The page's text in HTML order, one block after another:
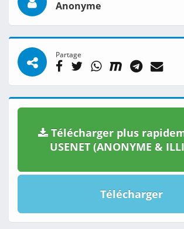
Anonyme
Partage
Télécharger plus
USENET (ANONYME &
Télécharger